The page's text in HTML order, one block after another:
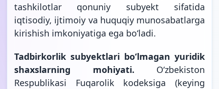
tashkilotlar qonuniy subyekt sifatida
iqtisodiy, ijtimoiy va huquqiy munosabatlarga
kirishish imkoniyatiga ega bo‘ladi.
Tadbirkorlik subyektlari bo‘lmagan yuridik
shaxslarning mohiyati. O‘zbekiston
Respublikasi Fuqarolik kodeksiga (keying